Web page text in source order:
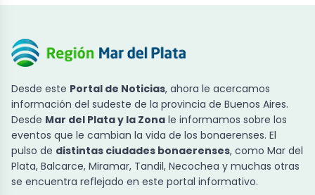
Desde este Portal de Noticias, ahora le acercamos
información del sudeste de la provincia de Buenos Aires.
Desde Mar del Plata y la Zona le informamos sobre los
eventos que le cambian la vida de los bonaerenses. El
pulso de distintas ciudades bonaerenses, como Mar del
Plata, Balcarce, Miramar, Tandil, Necochea y muchas otras
se encuentra reflejado en este portal informativo.